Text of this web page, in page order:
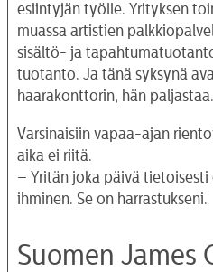
esiintyjän työlle. Yrityksen
muassa artistien
sisältö- ja
tuotanto. Ja tänä syksynä
haarakonttorin, hän paljastaa.
Varsinaisiin vapaa-ajan
aika ei riitä.
– Yritän joka päivä
ihminen. Se on harrastukseni.
Suomen James